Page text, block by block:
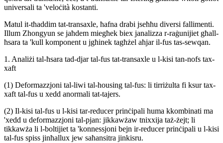
universali ta 'veloċità kostanti.
Matul it-tħaddim tat-transaxle, ħafna drabi jseħħu diversi fallimenti.
Illum Zhongyun se jaħdem miegħek biex janalizza r-raġunijiet għall-
ħsara ta 'kull komponent u jgħinek tagħżel aħjar il-fus tas-sewqan.
1. Analiżi tal-ħsara tad-djar tal-fus tat-transaxle u l-kisi tan-nofs tax-
xaft
(1) Deformazzjoni tal-liwi tal-housing tal-fus: li tirriżulta fi ksur tax-
xaft tal-fus u xedd anormali tat-tajers.
(2) Il-kisi tal-fus u l-kisi tar-reducer prinċipali huma kkombinati ma
'xedd u deformazzjoni tal-pjan: jikkawżaw tnixxija taż-żejt; li
tikkawża li l-boltijiet ta 'konnessjoni bejn ir-reducer prinċipali u l-kisi
tal-fus spiss jinħallux jew saħansitra jinkisru.